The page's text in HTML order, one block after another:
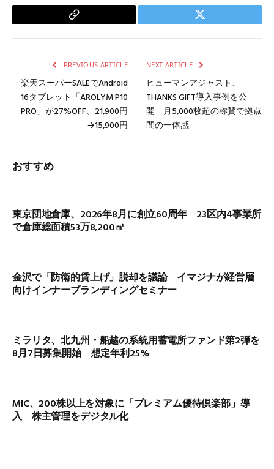
Copy
Twitter
PREVIOUS ARTICLE
楽天スーパーSALEでAndroid
16タブレット「AROLYM P10
PRO」が27%OFF、21,900円
→15,900円
NEXT ARTICLE
ヒューマンアジャスト、
THANKS GIFT導入事例を公
開 月5,000枚超の称賛で拠点
間の一体感
おすすめ
東京団地倉庫、2026年8月に創立60周年 23区内4事業所
で倉庫総面積53万8,200㎡
金沢で「防衛的賃上げ」脱却を議論 イマジナが経営層
向けインナーブランディングセミナー
ミラリタ、北九州・船越の系統用蓄電所ファンド第2弾を
8月7日募集開始 想定年利25%
MIC、200株以上を対象に「プレミアム優待倶楽部」導
入 株主管理をデジタル化